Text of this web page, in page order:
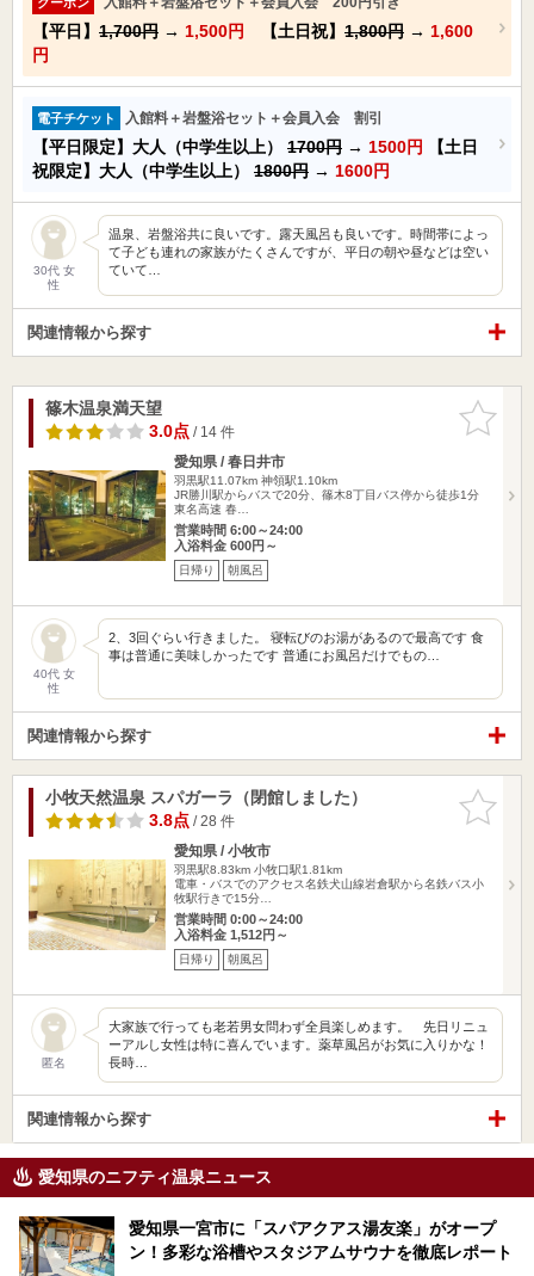
【平日】 1,700円 → 1,500円 【土日祝】 1,800円 → 1,600
円
電子チケット 入館料＋岩盤浴セット＋会員入会 割引
【平日限定】大人（中学生以上） 1700円 → 1500円
【土日
祝限定】大人（中学生以上） 1800円 → 1600円
30代 女
性
温泉、岩盤浴共に良いです。露天風呂も良いです。時間帯によっ
て子ども連れの家族がたくさんですが、平日の朝や昼などは空い
ていて…
関連情報から探す
お気に入
りに追加
篠木温泉満天望
3.0点/ 14 件
愛知県 / 春日井市
羽黒駅11.07km 神領駅1.10km
JR勝川駅からバスで20分、篠木8丁目バス停から徒歩1分
東名高速 春…
営業時間 6:00～24:00
入浴料金 600円～
日帰り 朝風呂
40代 女
性
2、3回ぐらい行きました。 寝転びのお湯があるので最高です 食
事は普通に美味しかったです 普通にお風呂だけでもの…
関連情報から探す
お気に入
りに追加
小牧天然温泉 スパガーラ（閉館しました）
3.8点/ 28 件
愛知県 / 小牧市
羽黒駅8.83km 小牧口駅1.81km
電車・バスでのアクセス名鉄犬山線岩倉駅から名鉄バス小
牧駅行きで15分…
営業時間 0:00～24:00
入浴料金 1,512円～
日帰り 朝風呂
匿名
大家族で行っても老若男女問わず全員楽しめます。 先日リニュ
ーアルし女性は特に喜んでいます。薬草風呂がお気に入りかな！
長時…
関連情報から探す
愛知県のニフティ温泉ニュース
愛知県一宮市に「スパアクアス湯友楽」がオープ
ン！多彩な浴槽やスタジアムサウナを徹底レポート